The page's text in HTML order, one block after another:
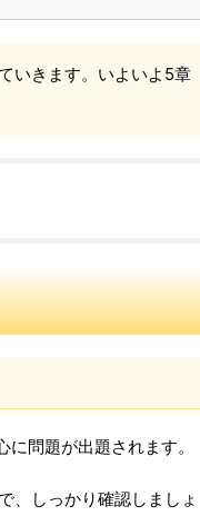
いきます。いよいよ5章
問題が出題されます。
、しっかり確認しましょ